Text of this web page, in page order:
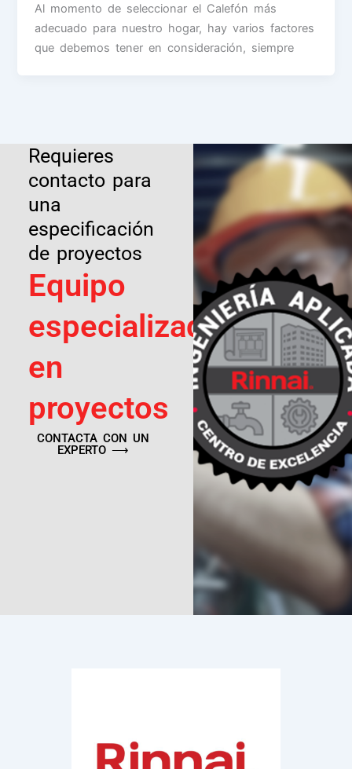
Al momento de seleccionar el Calefón más
adecuado para nuestro hogar, hay varios factores
que debemos tener en consideración, siempre
Requieres
contacto para
una
especificación
de proyectos
Equipo
especializado
en
proyectos
CONTACTA CON UN
EXPERTO ⟶